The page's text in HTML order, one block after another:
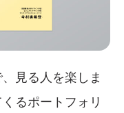
見る人を楽しま
るポートフォリ